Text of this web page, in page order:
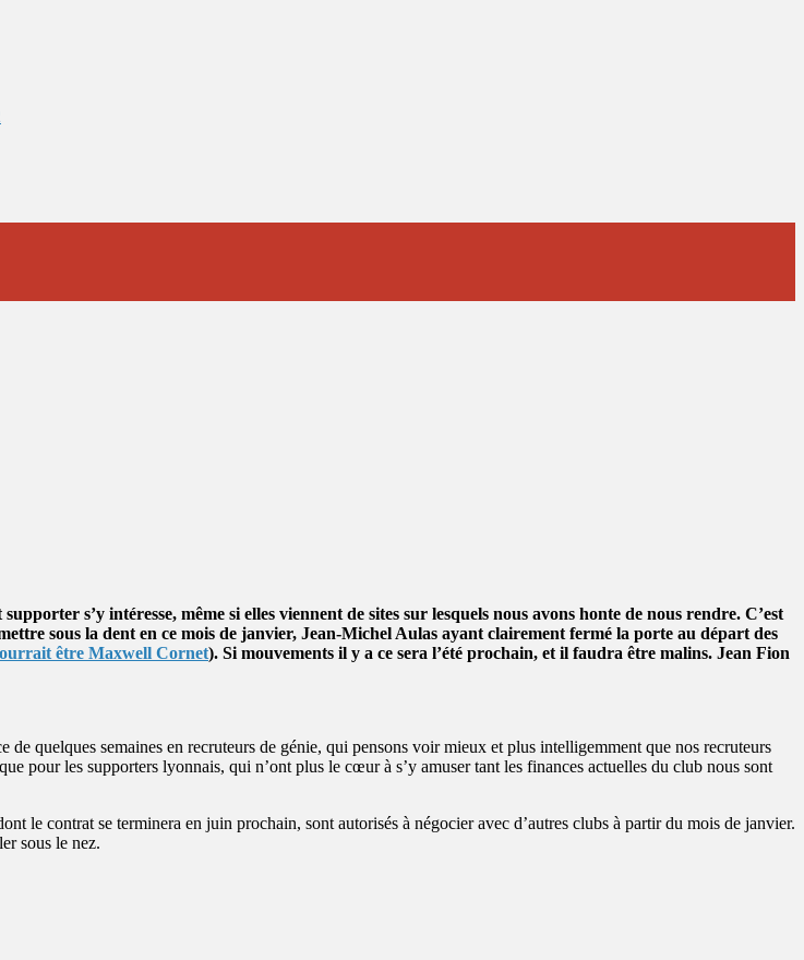
s’y intéresse, même si elles viennent de sites sur lesquels nous avons honte de nous rendre. C’est
sous la dent en ce mois de janvier, Jean-Michel Aulas ayant clairement fermé la porte au départ des
être Maxwell Cornet). Si mouvements il y a ce sera l’été prochain, et il faudra être malins. Jean Fion
de quelques semaines en recruteurs de génie, qui pensons voir mieux et plus intelligemment que nos recruteurs
pour les supporters lyonnais, qui n’ont plus le cœur à s’y amuser tant les finances actuelles du club nous sont
le contrat se terminera en juin prochain, sont autorisés à négocier avec d’autres clubs à partir du mois de janvier.
sous le nez.